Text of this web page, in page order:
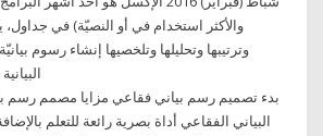
والأكثر استخدام في أو النصيّة) في
وترتيبها وتحليلها وتلخصيها إنشاء رسوم
بدء تصميم رسم بياني فقاعي مزايا مصمم رسم
البياني الفقاعي أداة بصرية رائعة للتعلم